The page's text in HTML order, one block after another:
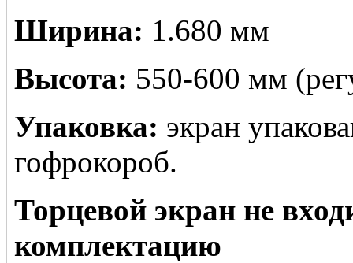
Ширина: 1.680 мм
Высота: 550-600 мм
Упаковка: экран
гофрокороб.
Торцевой экран не
комплектацию